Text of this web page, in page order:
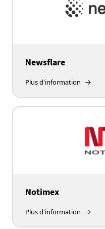
Newsflare
Plus d'information
Notimex
Plus d'information